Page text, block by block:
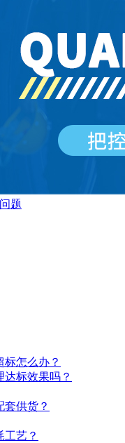
题
标怎么办？
标效果吗？
供货？
工艺？